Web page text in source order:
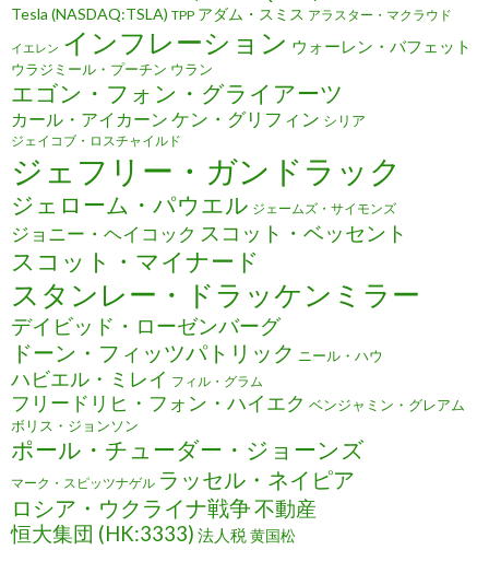
Tesla (NASDAQ:TSLA) TPP アダム・スミス アラスター・マクラウド
イエレン インフレーション ウォーレン・バフェット
ウラジミール・プーチン ウラン
エゴン・フォン・グライアーツ
カール・アイカーン ケン・グリフィン シリア
ジェイコブ・ロスチャイルド
ジェフリー・ガンドラック
ジェローム・パウエル ジェームズ・サイモンズ
ジョニー・ヘイコック スコット・ベッセント
スコット・マイナード
スタンレー・ドラッケンミラー
デイビッド・ローゼンバーグ
ドーン・フィッツパトリック ニール・ハウ
ハビエル・ミレイ フィル・グラム
フリードリヒ・フォン・ハイエク ベンジャミン・グレアム
ボリス・ジョンソン
ポール・チューダー・ジョーンズ
マーク・スピッツナゲル ラッセル・ネイピア
ロシア・ウクライナ戦争不動産
恒大集団 (HK:3333) 法人税黄国松